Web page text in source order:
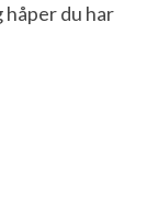
håper du har